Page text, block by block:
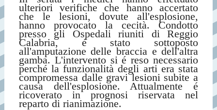
ulteriori verifiche che hanno accertato
che le lesioni, dovute all'esplosione,
hanno provocato la cecità. Condotto
presso gli Ospedali riuniti di Reggio
Calabria, é stato sottoposto
all'amputazione delle braccia e dell'altra
gamba. L'intervento si é reso necessario
perché la funzionalità degli arti era stata
compromessa dalle gravi lesioni subite a
causa dell'esplosione. Attualmente é
ricoverato in prognosi riservata nel
reparto di rianimazione.